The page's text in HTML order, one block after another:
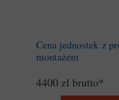
Cena jednostek z
montażem
4400 zł brutto*